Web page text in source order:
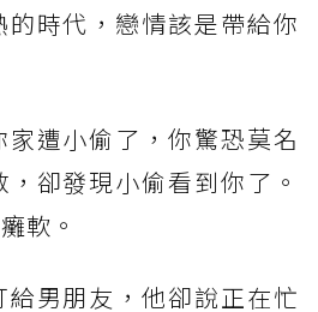
時代，戀情該是帶給你
遭小偷了，你驚恐莫名
卻發現小偷看到你了。
軟。
男朋友，他卻說正在忙